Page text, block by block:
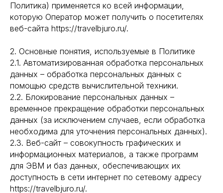
Политика) применяется ко всей информации,
которую Оператор может получить о посетителях
веб-сайта https://travelbjuro.ru/.
2. Основные понятия, используемые в Политике
2.1. Автоматизированная обработка персональных
данных – обработка персональных данных с
помощью средств вычислительной техники.
2.2. Блокирование персональных данных –
временное прекращение обработки персональных
данных (за исключением случаев, если обработка
необходима для уточнения персональных данных).
2.3. Веб-сайт – совокупность графических и
информационных материалов, а также программ
для ЭВМ и баз данных, обеспечивающих их
доступность в сети интернет по сетевому адресу
https://travelbjuro.ru/.